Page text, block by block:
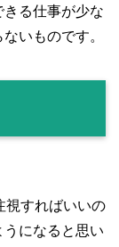
る仕事が少な
いものです。
視すればいいの
になると思い